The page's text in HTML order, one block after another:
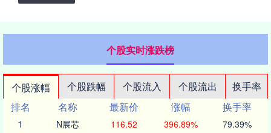
个股实时涨跌榜
个股涨幅 个股跌幅 个股流入 个股流出
换手率
排名
名称 最新价 涨幅
换手率
1
N展芯 116.52 396.89% 79.39%